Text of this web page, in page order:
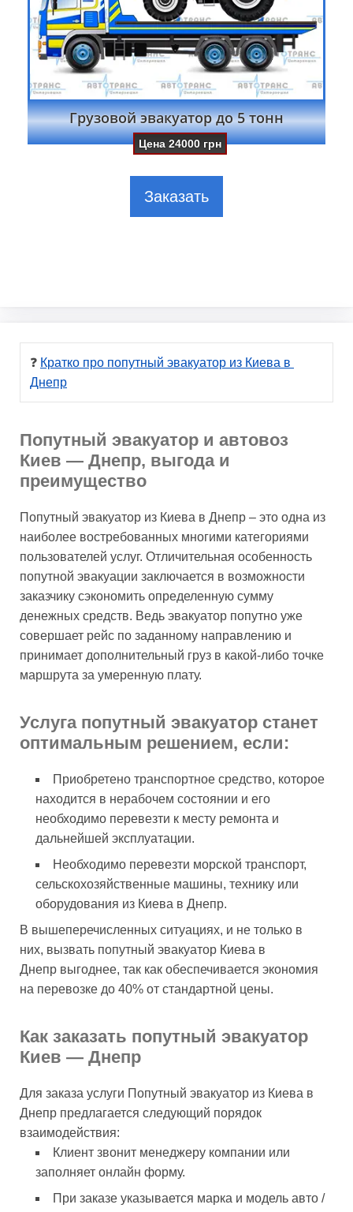
Грузовой эвакуатор до 5 тонн
Цена24000 грн
Заказать
❓ Кратко про попутный эвакуатор из Киева в
Днепр
Попутный эвакуатор и автовоз
Киев — Днепр, выгода и
преимущество
Попутный эвакуатор из Киева в Днепр – это одна из
наиболее востребованных многими категориями
пользователей услуг. Отличительная особенность
попутной эвакуации заключается в возможности
заказчику сэкономить определенную сумму
денежных средств. Ведь эвакуатор попутно уже
совершает рейс по заданному направлению и
принимает дополнительный груз в какой-либо точке
маршрута за умеренную плату.
Услуга попутный эвакуатор станет
оптимальным решением, если:
Приобретено транспортное средство, которое
находится в нерабочем состоянии и его
необходимо перевезти к месту ремонта и
дальнейшей эксплуатации.
Необходимо перевезти морской транспорт,
сельскохозяйственные машины, технику или
оборудования из Киева в Днепр.
В вышеперечисленных ситуациях, и не только в
них, вызвать попутный эвакуатор Киева в
Днепр выгоднее, так как обеспечивается экономия
на перевозке до 40% от стандартной цены.
Как заказать попутный эвакуатор
Киев — Днепр
Для заказа услуги Попутный эвакуатор из Киева в
Днепр предлагается следующий порядок
взаимодействия:
Клиент звонит менеджеру компании или
заполняет онлайн форму.
При заказе указывается марка и модель авто /